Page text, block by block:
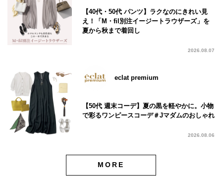
【40代・50代 パンツ】ラクなのにきれい見
え！「M・fil別注イージートラウザーズ」を
夏から秋まで着回し
2026.08.07
eclat premium
【50代 週末コーデ】夏の黒を軽やかに。小物
で彩るワンピースコーデ＃Jマダムのおしゃれ
2026.08.06
MORE